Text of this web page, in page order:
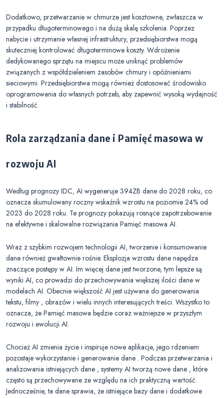
Dodatkowo, przetwarzanie w chmurze jest kosztowne, zwłaszcza w
przypadku długoterminowego i na dużą skalę szkolenia. Poprzez
nabycie i utrzymanie własnej infrastruktury, przedsiębiorstwa mogą
skuteczniej kontrolować długoterminowe koszty. Wdrożenie
dedykowanego sprzętu na miejscu może uniknąć problemów
związanych z współdzieleniem zasobów chmury i opóźnieniami
sieciowymi. Przedsiębiorstwa mogą również dostosować środowisko
oprogramowania do własnych potrzeb, aby zapewnić wysoką wydajność
i stabilność.
Rola zarządzania dane i Pamięć masowa w
rozwoju AI
Według prognozy IDC, AI wygeneruje 394ZB dane do 2028 roku, co
oznacza skumulowany roczny wskaźnik wzrostu na poziomie 24% od
2023 do 2028 roku. Te prognozy pokazują rosnące zapotrzebowanie
na efektywne i skalowalne rozwiązania Pamięć masowa AI.
Wraz z szybkim rozwojem technologii AI, tworzenie i konsumowanie
dane również gwałtownie rośnie. Eksplozja wzrostu dane napędza
znaczące postępy w AI. Im więcej dane jest tworzone, tym lepsze są
wyniki AI, co prowadzi do przechowywania większej ilości dane w
modelach AI. Obecnie większość AI jest używana do generowania
tekstu, filmy , obrazów i wielu innych interesujących treści. Wszystko to
oznacza, że Pamięć masowa będzie coraz ważniejsze w przyszłym
rozwoju i ewolucji AI.
Chociaż AI zmienia życie i inspiruje nowe aplikacje, jego rdzeniem
pozostaje wykorzystanie i generowanie dane . Podczas przetwarzania i
analizowania istniejących dane , systemy AI tworzą nowe dane , które
często są przechowywane ze względu na ich praktyczną wartość.
Jednocześnie, ta dane sprawia, że istniejące bazy dane i dodatkowe